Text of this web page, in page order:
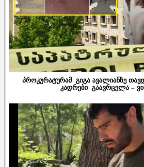
პროკურატურამ გიგა ავალიანზე
კადრები გაავრცელა –